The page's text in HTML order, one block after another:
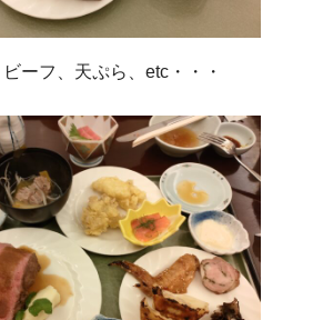
ーフ、天ぷら、etc・・・